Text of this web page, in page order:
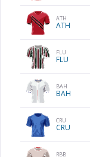
ATH
ATH
FLU
FLU
BAH
BAH
CRU
CRU
RBB